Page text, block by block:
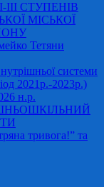
СТУПЕНІВ
МІСЬКОЇ
Тетяни
системи
2021р.-2023р.)
н.р.
тривога!” та